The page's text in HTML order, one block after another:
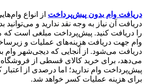
دریافت وام بدون پیش‌پرداخت از انواع
دریافت آن نیاز به وجه نقد ندارید و
را دریافت کنید. پیش‌پرداخت مبلغی است که
وام جهت دریافت هزینه‌های عملیات و
دریافت می‌شود. از آنجایی که دیجی‌شهر وام
می‌دهد، برای خرید کالای قسطی از فروشگاه
پیش‌پرداخت وام ندارید؛ اما درصدی از
برای هزینه عملیات کسر خواهد شد.